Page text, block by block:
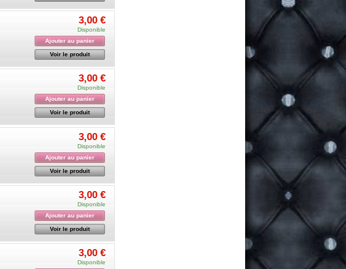
3,00 €
Disponible
Ajouter au panier
Voir le produit
3,00 €
Disponible
Ajouter au panier
Voir le produit
3,00 €
Disponible
Ajouter au panier
Voir le produit
3,00 €
Disponible
Ajouter au panier
Voir le produit
3,00 €
Disponible